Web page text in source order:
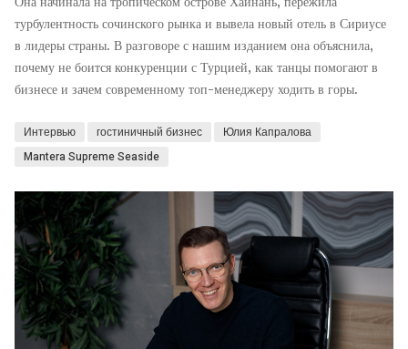
турбулентность сочинского рынка и вывела новый отель в Сириусе
в лидеры страны. В разговоре с нашим изданием она объяснила,
почему не боится конкуренции с Турцией, как танцы помогают в
бизнесе и зачем современному топ-менеджеру ходить в горы.
Интервью гостиничный бизнес
Юлия Капралова
Mantera Supreme Seaside